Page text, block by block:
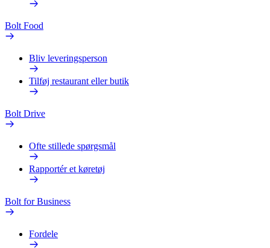
Bolt Food
Bliv leveringsperson
Tilføj restaurant eller butik
Bolt Drive
Ofte stillede spørgsmål
Rapportér et køretøj
Bolt for Business
Fordele